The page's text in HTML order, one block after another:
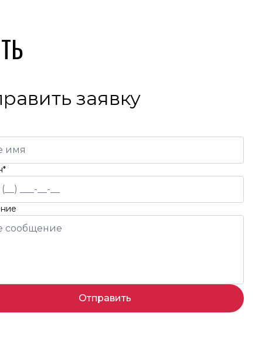
заявку
Отправить